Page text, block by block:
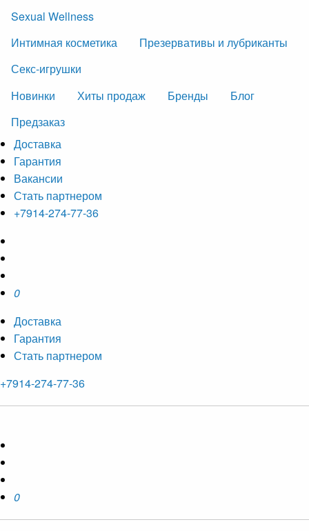
Sexual Wellness
Интимная косметика
Презервативы и лубриканты
Секс-игрушки
Новинки
Хиты продаж Бренды
Блог
Предзаказ
Доставка
Гарантия
Вакансии
Стать партнером
+7914-274-77-36
0
Доставка
Гарантия
Стать партнером
+7914-274-77-36
0